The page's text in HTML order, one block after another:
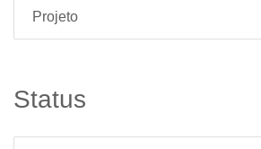
Projeto
Status